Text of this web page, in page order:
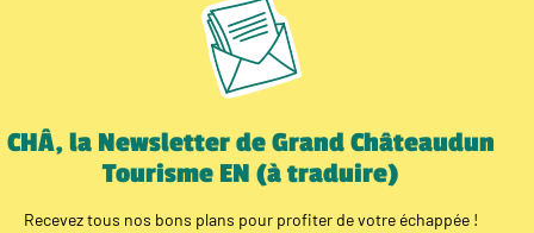
CHÂ, la Newsletter de Grand Châteaudun
Tourisme EN (à traduire)
Recevez tous nos bons plans pour profiter de votre échappée !